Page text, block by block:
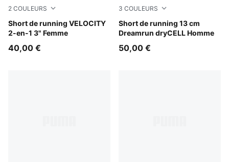
2 COULEURS
Short de running VELOCITY
2-en-1 3" Femme
Puma Black
40,00 €
3 COULEURS
Short de running 13 cm
Dreamrun dryCELL Homme
Puma Black
50,00 €